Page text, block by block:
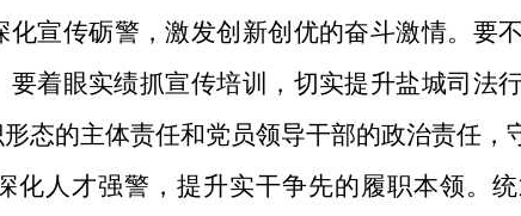
宣传砺警，激发创新创优的奋斗激情。要
着眼实绩抓宣传培训，切实提升盐城司法
态的主体责任和党员领导干部的政治责任，
化人才强警， 提升实干争先的履职本领。